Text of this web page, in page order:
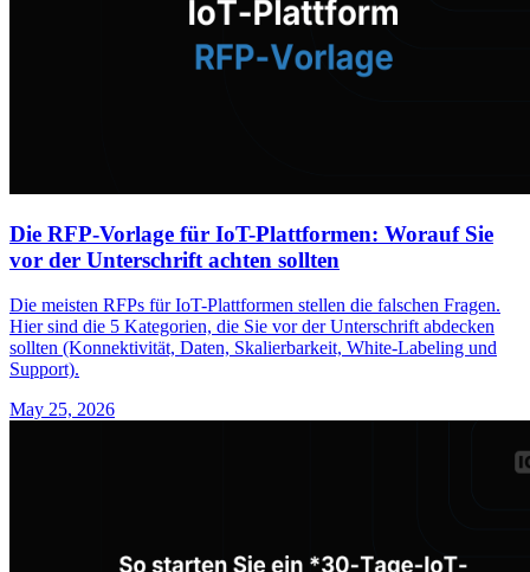
Die RFP-Vorlage für IoT-Plattformen: Worauf Sie
vor der Unterschrift achten sollten
Die meisten RFPs für IoT-Plattformen stellen die falschen Fragen.
Hier sind die 5 Kategorien, die Sie vor der Unterschrift abdecken
sollten (Konnektivität, Daten, Skalierbarkeit, White-Labeling und
Support).
May 25, 2026